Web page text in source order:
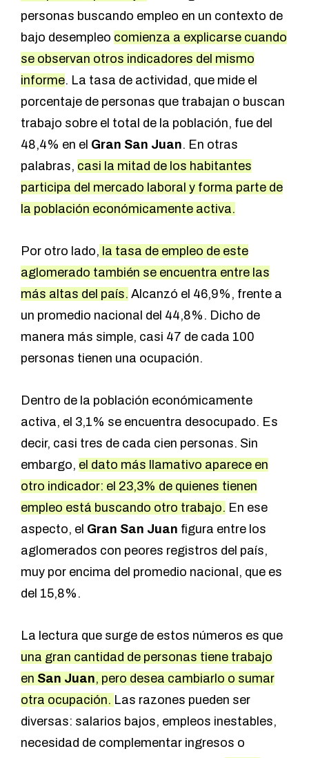
personas buscando empleo en un contexto de
bajo desempleo comienza a explicarse cuando
se observan otros indicadores del mismo
informe. La tasa de actividad, que mide el
porcentaje de personas que trabajan o buscan
trabajo sobre el total de la población, fue del
48,4% en el Gran San Juan. En otras
palabras, casi la mitad de los habitantes
participa del mercado laboral y forma parte de
la población económicamente activa.
Por otro lado, la tasa de empleo de este
aglomerado también se encuentra entre las
más altas del país. Alcanzó el 46,9%, frente a
un promedio nacional del 44,8%. Dicho de
manera más simple, casi 47 de cada 100
personas tienen una ocupación.
Dentro de la población económicamente
activa, el 3,1% se encuentra desocupado. Es
decir, casi tres de cada cien personas. Sin
embargo, el dato más llamativo aparece en
otro indicador: el 23,3% de quienes tienen
empleo está buscando otro trabajo. En ese
aspecto, el Gran San Juan figura entre los
aglomerados con peores registros del país,
muy por encima del promedio nacional, que es
del 15,8%.
La lectura que surge de estos números es que
una gran cantidad de personas tiene trabajo
en San Juan, pero desea cambiarlo o sumar
otra ocupación. Las razones pueden ser
diversas: salarios bajos, empleos inestables,
necesidad de complementar ingresos o